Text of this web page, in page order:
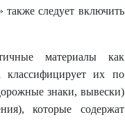
следует включить
материалы как
классифицирует их по
знаки, вывески)
которые содержат